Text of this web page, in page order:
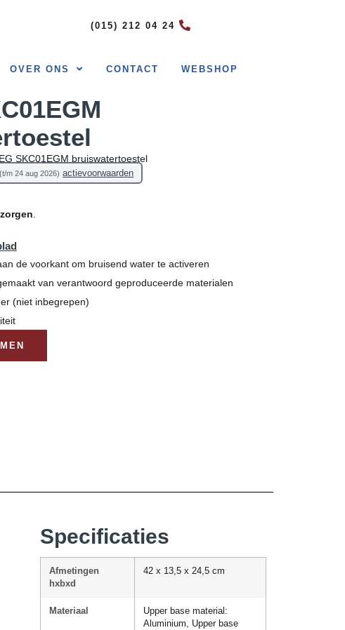
(015) 212 04 24
OVER ONS CONTACT WEBSHOP
SKC01EGM bruiswatertoestel
(t/m 24 aug 2026) actievoorwaarden
de voorkant om bruisend water te activeren
van verantwoord geproduceerde materialen
(niet inbegrepen)
Specificaties
Afmetingen
hxbxd
42 x 13,5 x 24,5 cm
Materiaal
Upper base material:
Aluminium, Upper base